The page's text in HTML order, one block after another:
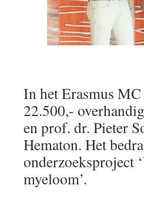
In het Erasmus
22.500,-
en prof. dr. Pieter
Hematon. Het
onderzoeksproject
myeloom’.